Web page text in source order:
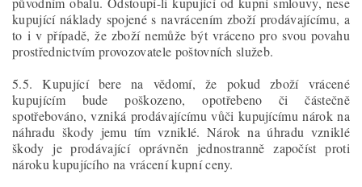
kupující náklady spojené s navrácením zboží prodávajícímu, a
to i v případě, že zboží nemůže být vráceno pro svou povahu
prostřednictvím provozovatele poštovních služeb.
5.5. Kupující bere na vědomí, že pokud zboží vrácené
kupujícím bude poškozeno, opotřebeno či částečně
spotřebováno, vzniká prodávajícímu vůči kupujícímu nárok na
náhradu škody jemu tím vzniklé. Nárok na úhradu vzniklé
škody je prodávající oprávněn jednostranně započíst proti
nároku kupujícího na vrácení kupní ceny.